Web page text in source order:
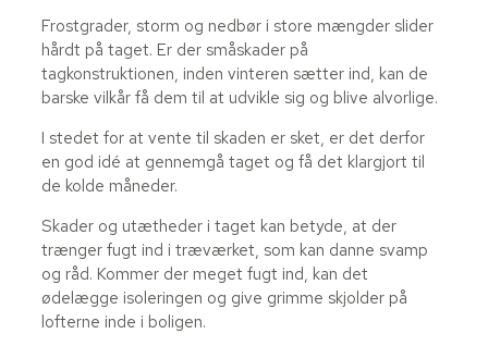
Frostgrader, storm og nedbør i store mængder slider
hårdt på taget. Er der småskader på
tagkonstruktionen, inden vinteren sætter ind, kan de
barske vilkår få dem til at udvikle sig og blive alvorlige.
I stedet for at vente til skaden er sket, er det derfor
en god idé at gennemgå taget og få det klargjort til
de kolde måneder.
Skader og utætheder i taget kan betyde, at der
trænger fugt ind i træværket, som kan danne svamp
og råd. Kommer der meget fugt ind, kan det
ødelægge isoleringen og give grimme skjolder på
lofterne inde i boligen.